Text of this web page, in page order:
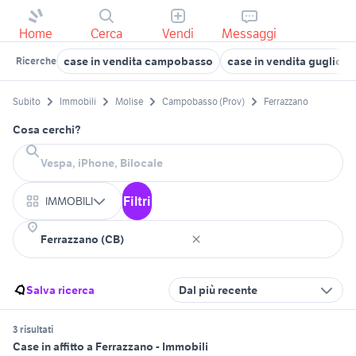
Home Cerca Vendi Messaggi
Ricerche case in vendita campobasso case in vendita
Subito Immobili Molise Campobasso (Prov) Ferrazzano
Cosa cerchi?
IMMOBILI Filtri
Salva ricerca Dal più recente
3 risultati
Case in affitto a Ferrazzano - Immobili